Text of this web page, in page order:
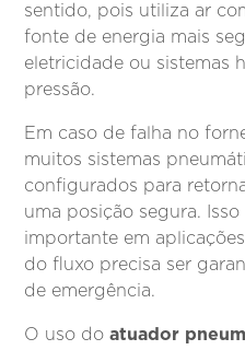
sentido, pois utiliza ar
fonte de energia mais
eletricidade ou sistemas
pressão.
Em caso de falha no
muitos sistemas
configurados para
uma posição segura.
importante em
do fluxo precisa ser
de emergência.
O uso doatuador